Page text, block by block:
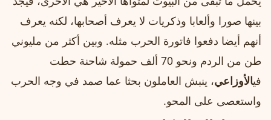
بينها صورا وألعابا وذكريات لا يعرف أصحابها، لكنه يعرف
أنهم أيضا دفعوا فاتورة الحرب مثله. وبين أكثر من مليوني
طن من الردم ونحو 70 ألف حمولة شاحنة حطت
فيالأوزاعي، ينبش العاملون بحثا عما صمد في وجه الحرب
واستعصى على المحو.